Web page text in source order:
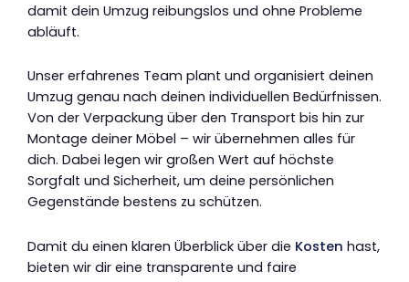
damit dein Umzug reibungslos und ohne Probleme
abläuft.
Unser erfahrenes Team plant und organisiert deinen
Umzug genau nach deinen individuellen Bedürfnissen.
Von der Verpackung über den Transport bis hin zur
Montage deiner Möbel – wir übernehmen alles für
dich. Dabei legen wir großen Wert auf höchste
Sorgfalt und Sicherheit, um deine persönlichen
Gegenstände bestens zu schützen.
Damit du einen klaren Überblick über die Kosten hast,
bieten wir dir eine transparente und faire